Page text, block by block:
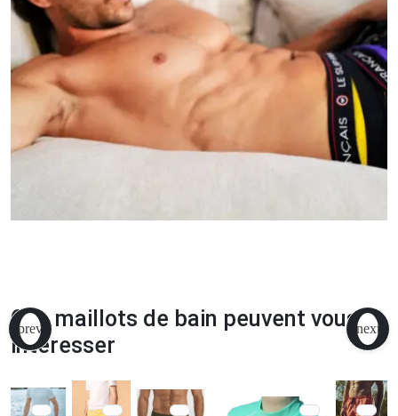
Ces maillots de bain peuvent vous
intéresser